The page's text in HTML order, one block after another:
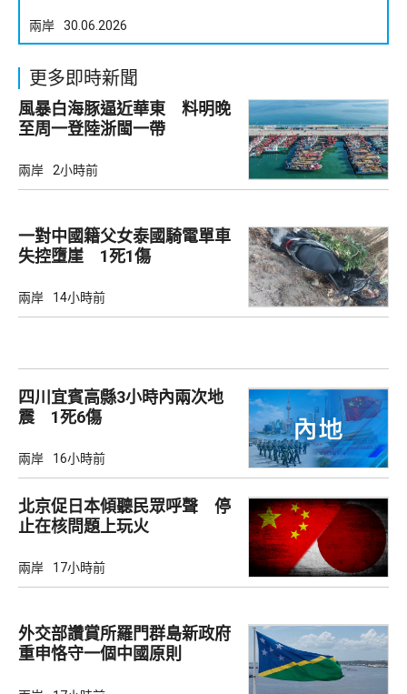
兩岸 30.06.2026
更多即時新聞
風暴白海豚逼近華東 料明晚
至周一登陸浙閩一帶
兩岸 2小時前
一對中國籍父女泰國騎電單車
失控墮崖 1死1傷
兩岸 14小時前
四川宜賓高縣3小時內兩次地
震 1死6傷
兩岸 16小時前
北京促日本傾聽民眾呼聲 停
止在核問題上玩火
兩岸 17小時前
外交部讚賞所羅門群島新政府
重申恪守一個中國原則